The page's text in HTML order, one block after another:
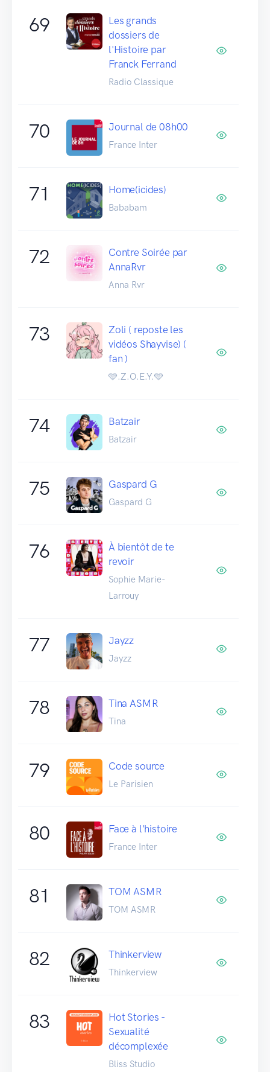
69
Les grands
dossiers de
l'Histoire par
Franck Ferrand
Radio Classique
70 Journal de 08h00
France Inter
71 Home(icides)
Bababam
72
Contre Soirée par
AnnaRvr
Anna Rvr
73
Zoli ( reposte les
vidéos Shayvise) (
fan )
🩵.Z.O.E.Y.🩵
74 Batzair
Batzair
75 Gaspard G
Gaspard G
76
À bientôt de te
revoir
Sophie Marie-
Larrouy
77 Jayzz
Jayzz
78 Tina ASMR
Tina
79 Code source
Le Parisien
80 Face à l'histoire
France Inter
81 TOM ASMR
TOM ASMR
82 Thinkerview
Thinkerview
83
Hot Stories -
Sexualité
décomplexée
Bliss Studio